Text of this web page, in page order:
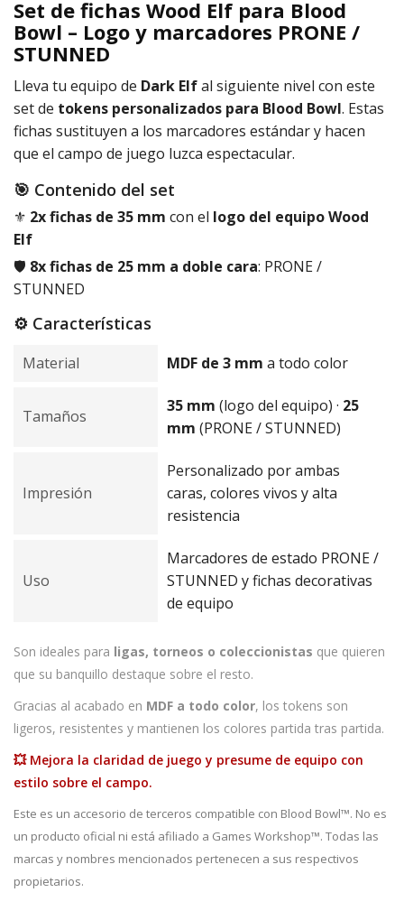
Set de fichas Wood Elf para Blood
Bowl – Logo y marcadores PRONE /
STUNNED
Lleva tu equipo de Dark Elfal siguiente nivel con este
set de tokens personalizados para Blood Bowl. Estas
fichas sustituyen a los marcadores estándar y hacen
que el campo de juego luzca espectacular.
🎯 Contenido del set
⚜️ 2x fichas de 35 mm con el logo del equipoWood
Elf
🛡️ 8x fichas de 25 mm a doble cara: PRONE /
STUNNED
⚙️ Características
Material MDF de 3 mm a todo color
Tamaños
35 mm (logo del equipo) · 25
mm (PRONE / STUNNED)
Impresión
Personalizado por ambas
caras, colores vivos y alta
resistencia
Uso
Marcadores de estado PRONE /
STUNNED y fichas decorativas
de equipo
Son ideales para ligas, torneos o coleccionistas que quieren
que su banquillo destaque sobre el resto.
Gracias al acabado en MDF a todo color, los tokens son
ligeros, resistentes y mantienen los colores partida tras partida.
💥 Mejora la claridad de juego y presume de equipo con
estilo sobre el campo.
Este es un accesorio de terceros compatible con Blood Bowl™. No es
un producto oficial ni está afiliado a Games Workshop™. Todas las
marcas y nombres mencionados pertenecen a sus respectivos
propietarios.